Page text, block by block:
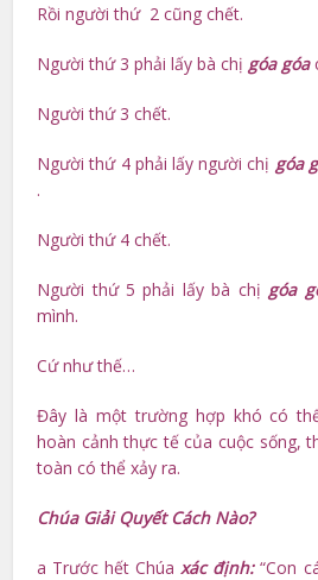
Rồi người thứ 2 cũng chết.
Người thứ 3 phải lấy bà chị góa góa
Người thứ 3 chết.
Người thứ 4 phải lấy người chị góa
.
Người thứ 4 chết.
Người thứ 5 phải lấy bà chị góa
mình.
Cứ như thế…
Đây là một trường hợp khó có
hoàn cảnh thực tế của cuộc sống,
toàn có thể xảy ra.
Chúa Giải Quyết Cách Nào?
a Trước hết Chúa xác định:“Con